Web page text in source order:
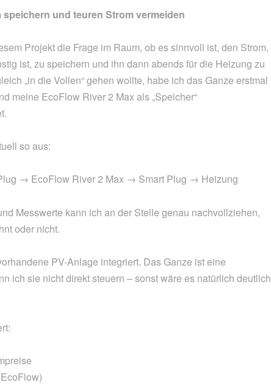
und teuren Strom vermeiden
Projekt die Frage im Raum, ob es sinnvoll ist, den Strom,
ist, zu speichern und ihn dann abends für die Heizung zu
„in die Vollen“ gehen wollte, habe ich das Ganze erstmal
meine EcoFlow River 2 Max als „Speicher“
so aus:
→ EcoFlow River 2 Max → Smart Plug → Heizung
Messwerte kann ich an der Stelle genau nachvollziehen,
oder nicht.
PV-Anlage integriert. Das Ganze ist eine
ich sie nicht direkt steuern – sonst wäre es natürlich deutlich